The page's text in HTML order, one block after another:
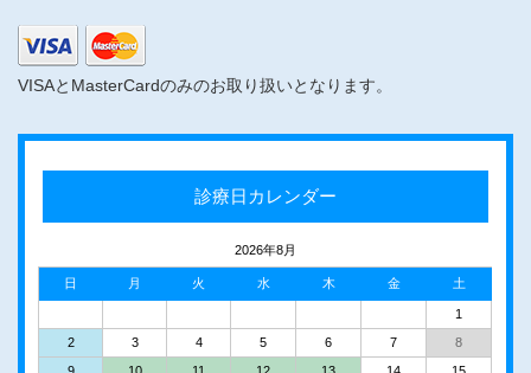
VISAとMasterCardのみのお取り扱いとなります。
診療日カレンダー
2026年8月
日 月 火 水 木 金 土
1
2
3 4 5 6 7
8